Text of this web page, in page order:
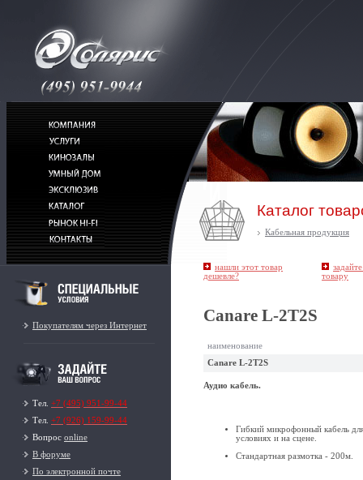
Покупателям через Интернет
Тел. +7 (495) 951-99-44
Тел. +7 (926) 159-99-44
Вопрос online
В форуме
По электронной почте
Каталог
Кабельная продукция
нашли этот товар
дешевле?
товару
Canare L-2T2S
наименование
Canare L-2T2S
Аудио кабель.
Гибкий микрофонный кабель
условиях и на сцене.
Стандартная размотка - 200м.